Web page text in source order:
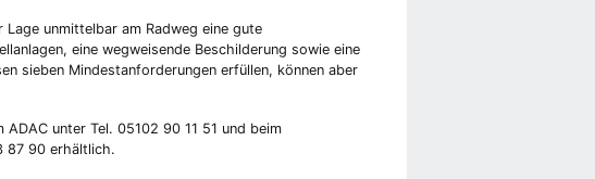
unmittelbar am Radweg eine gute
eine wegweisende Beschilderung sowie eine
sieben Mindestanforderungen erfüllen, können aber
unter Tel. 05102 90 11 51 und beim
87 90 erhältlich.